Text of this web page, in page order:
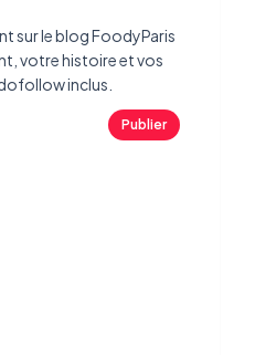
sur le blog FoodyParis
votre histoire et vos
inclus.
Publier